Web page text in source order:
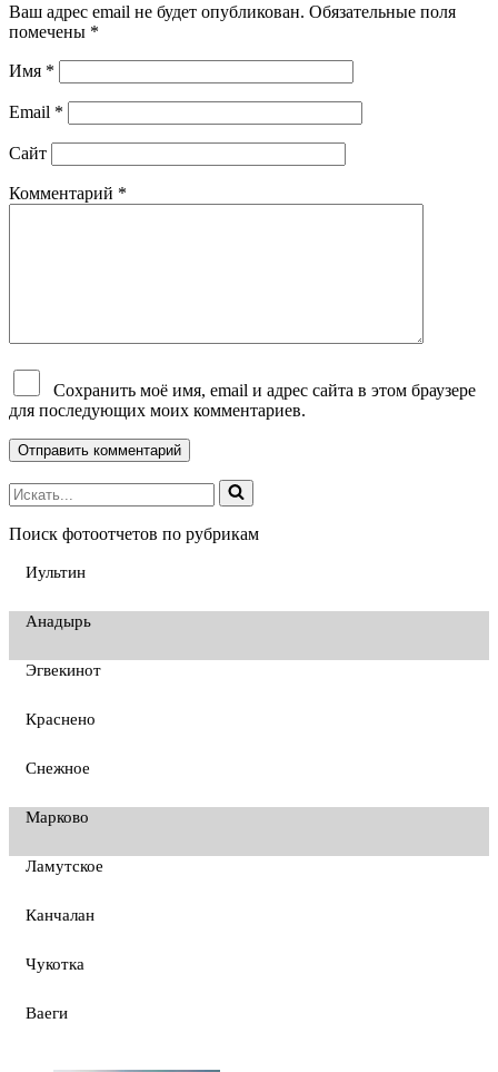
Ваш адрес email не будет опубликован. Обязательные поля
помечены *
Имя *
Email *
Сайт
Комментарий *
Сохранить моё имя, email и адрес сайта в этом браузере
для последующих моих комментариев.
Поиск фотоотчетов по рубрикам
Иультин
Анадырь
Эгвекинот
Краснено
Снежное
Марково
Ламутское
Канчалан
Чукотка
Ваеги